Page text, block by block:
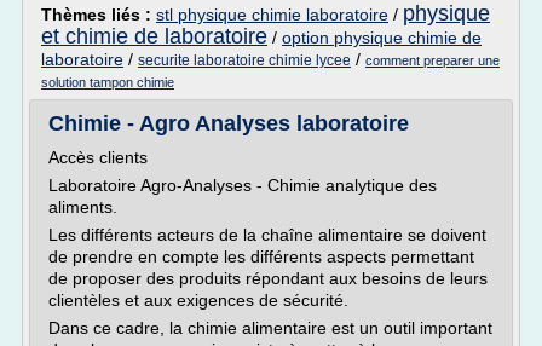
Thèmes liés : stl physique chimie laboratoire / physique
et chimie de laboratoire / option physique chimie de
laboratoire / securite laboratoire chimie lycee / comment preparer une
solution tampon chimie
Chimie - Agro Analyses laboratoire
Accès clients
Laboratoire Agro-Analyses - Chimie analytique des
aliments.
Les différents acteurs de la chaîne alimentaire se doivent
de prendre en compte les différents aspects permettant
de proposer des produits répondant aux besoins de leurs
clientèles et aux exigences de sécurité.
Dans ce cadre, la chimie alimentaire est un outil important